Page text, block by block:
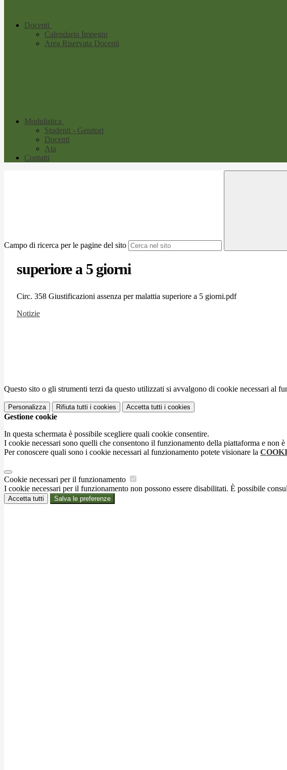
Docenti
Calendario Impegni
Area Riservata Docenti
Modulistica
Studenti - Genitori
Docenti
Ata
Contatti
Campo di ricerca per le pagine del sito
superiore a 5 giorni
Circ. 358 Giustificazioni assenza per malattia superiore a 5 giorni.pdf
Notizie
Questo sito o gli strumenti terzi da questo utilizzati si avvalgono di cookie necessari al
Personalizza Rifiuta tutti i cookies Accetta tutti i cookies
Gestione cookie
In questa schermata è possibile scegliere quali cookie consentire.
I cookie necessari sono quelli che consentono il funzionamento della piattaforma e non
Per conoscere quali sono i cookie necessari al funzionamento potete visionare la
Cookie necessari per il funzionamento
I cookie necessari per il funzionamento non possono essere disabilitati. È possibile
Accetta tutti Salva le preferenze